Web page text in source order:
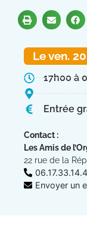
Le ven.
17h00 à
Entrée
Contact :
Les Amis de
22 rue de la
Envoyer un